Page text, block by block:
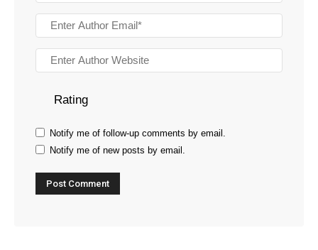
Rating
Notify me of follow-up comments by email.
Notify me of new posts by email.